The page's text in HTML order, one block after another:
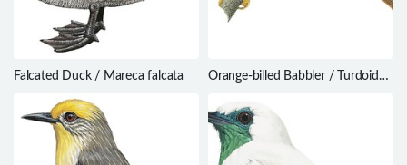
Falcated Duck / Mareca falcata
Orange-billed Babbler / Turdoides